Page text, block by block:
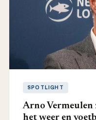
SPOTLIGHT
Arno Vermeulen
het weer en